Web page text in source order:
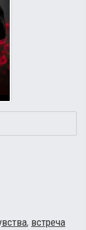
, встреча